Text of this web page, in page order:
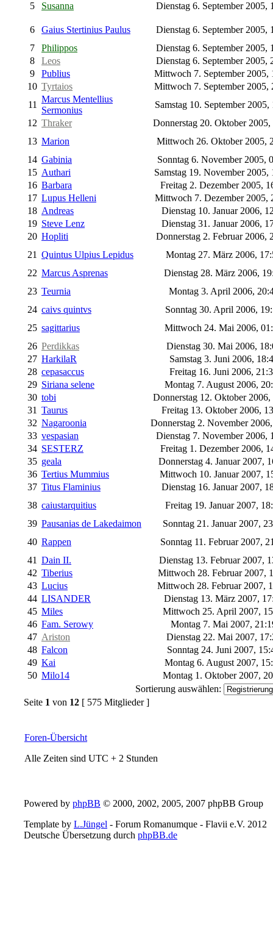
5
Susanna Dienstag 6. September 2005,
6 Gaius Stertinius Paulus
Dienstag 6. September 2005,
7
Philippos
Dienstag 6. September 2005,
8
Leos
Dienstag 6. September 2005,
9
Publius
Mittwoch 7. September 2005,
10 Tyrtaios
Mittwoch 7. September 2005,
11
Marcus Mentellius
Sermonius
Samstag 10. September
12 Thraker
Donnerstag 20. Oktober
13 Marion
Mittwoch 26. Oktober 2005,
14 Gabinia
Sonntag 6. November 2005,
15 Authari
Samstag 19. November
16 Barbara
Freitag 2. Dezember 2005,
17 Lupus Helleni
Mittwoch 7. Dezember 2005,
18 Andreas
Dienstag 10. Januar 2006,
19 Steve Lenz
Dienstag 31. Januar 2006,
20 Hopliti
Donnerstag 2. Februar 2006,
21 Quintus Ulpius Lepidus
Montag 27. März 2006,
22 Marcus Asprenas
Dienstag 28. März 2006,
23 Teurnia
Montag 3. April 2006,
24 caivs quintvs
Sonntag 30. April 2006,
25 sagittarius
Mittwoch 24. Mai 2006,
26 Perdikkas
Dienstag 30. Mai 2006,
27 HarkilaR
Samstag 3. Juni 2006,
28 cepasaccus
Freitag 16. Juni 2006,
29 Siriana selene
Montag 7. August 2006,
30 tobi
Donnerstag 12. Oktober
31 Taurus
Freitag 13. Oktober 2006,
32 Nagaroonia
Donnerstag 2. November
33 vespasian
Dienstag 7. November 2006,
34 SESTERZ
Freitag 1. Dezember 2006,
35 geala
Donnerstag 4. Januar 2007,
36 Tertius Mummius
Mittwoch 10. Januar 2007,
37 Titus Flaminius
Dienstag 16. Januar 2007,
38 caiustarquitius
Freitag 19. Januar 2007,
39 Pausanias de Lakedaimon
Sonntag 21. Januar 2007,
40 Rappen
Sonntag 11. Februar 2007,
41 Dain II.
Dienstag 13. Februar 2007,
42 Tiberius
Mittwoch 28. Februar 2007,
43 Lucius
Mittwoch 28. Februar 2007,
44 LISANDER
Dienstag 13. März 2007,
45 Miles
Mittwoch 25. April 2007,
46 Fam. Serowy
Montag 7. Mai 2007,
47 Ariston
Dienstag 22. Mai 2007,
48 Falcon
Sonntag 24. Juni 2007,
49 Kai
Montag 6. August 2007,
50 Milo14
Montag 1. Oktober 2007,
Sortierung auswählen:
Seite 1 von 12 [ 575 Mitglieder ]
Foren-Übersicht
Alle Zeiten sind UTC + 2 Stunden
Powered by phpBB © 2000, 2002, 2005, 2007 phpBB Group
Template by L.Jüngel - Forum Romanumque - Flavii e.V. 2012
Deutsche Übersetzung durch phpBB.de